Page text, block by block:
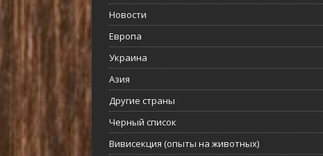
Новости
Европа
Украина
Азия
Другие страны
Черный список
Вивисекция (опыты на животных)